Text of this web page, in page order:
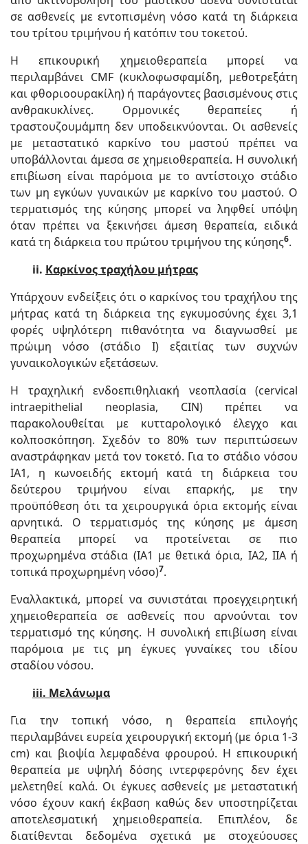
σε ασθενείς με εντοπισμένη νόσο κατά τη διάρκεια
του τρίτου τριμήνου ή κατόπιν του τοκετού.
Η επικουρική χημειοθεραπεία μπορεί να
περιλαμβάνει CMF (κυκλοφωσφαμίδη, μεθοτρεξάτη
και φθοριοουρακίλη) ή παράγοντες βασισμένους στις
ανθρακυκλίνες. Ορμονικές θεραπείες ή
τραστουζουμάμπη δεν υποδεικνύονται. Οι ασθενείς
με μεταστατικό καρκίνο του μαστού πρέπει να
υποβάλλονται άμεσα σε χημειοθεραπεία. Η συνολική
επιβίωση είναι παρόμοια με το αντίστοιχο στάδιο
των μη εγκύων γυναικών με καρκίνο του μαστού. Ο
τερματισμός της κύησης μπορεί να ληφθεί υπόψη
όταν πρέπει να ξεκινήσει άμεση θεραπεία, ειδικά
κατά τη διάρκεια του πρώτου τριμήνου της κύησης6.
ii. Καρκίνος τραχήλου μήτρας
Υπάρχουν ενδείξεις ότι ο καρκίνος του τραχήλου της
μήτρας κατά τη διάρκεια της εγκυμοσύνης έχει 3,1
φορές υψηλότερη πιθανότητα να διαγνωσθεί με
πρώιμη νόσο (στάδιο Ι) εξαιτίας των συχνών
γυναικολογικών εξετάσεων.
Η τραχηλική ενδοεπιθηλιακή νεοπλασία (cervical
intraepithelial neoplasia, CIN) πρέπει να
παρακολουθείται με κυτταρολογικό έλεγχο και
κολποσκόπηση. Σχεδόν το 80% των περιπτώσεων
αναστράφηκαν μετά τον τοκετό. Για το στάδιο νόσου
IA1, η κωνοειδής εκτομή κατά τη διάρκεια του
δεύτερου τριμήνου είναι επαρκής, με την
προϋπόθεση ότι τα χειρουργικά όρια εκτομής είναι
αρνητικά. Ο τερματισμός της κύησης με άμεση
θεραπεία μπορεί να προτείνεται σε πιο
προχωρημένα στάδια (IA1 με θετικά όρια, IA2, IIA ή
τοπικά προχωρημένη νόσο)7.
Εναλλακτικά, μπορεί να συνιστάται προεγχειρητική
χημειοθεραπεία σε ασθενείς που αρνούνται τον
τερματισμό της κύησης. Η συνολική επιβίωση είναι
παρόμοια με τις μη έγκυες γυναίκες του ιδίου
σταδίου νόσου.
iii. Μελάνωμα
Για την τοπική νόσο, η θεραπεία επιλογής
περιλαμβάνει ευρεία χειρουργική εκτομή (με όρια 1-3
cm) και βιοψία λεμφαδένα φρουρού. Η επικουρική
θεραπεία με υψηλή δόσης ιντερφερόνης δεν έχει
μελετηθεί καλά. Οι έγκυες ασθενείς με μεταστατική
νόσο έχουν κακή έκβαση καθώς δεν υποστηρίζεται
αποτελεσματική χημειοθεραπεία. Επιπλέον, δε
διατίθενται δεδομένα σχετικά με στοχεύουσες